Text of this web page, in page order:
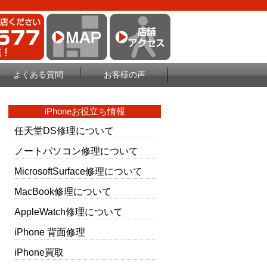
よくある質問 お客様の声
iPhoneお役立ち情報
任天堂DS修理について
ノートパソコン修理について
MicrosoftSurface修理について
MacBook修理について
AppleWatch修理について
iPhone 背面修理
iPhone買取